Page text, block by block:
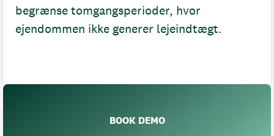
begrænse tomgangsperioder, hvor
ejendommen ikke generer lejeindtægt.
BOOK DEMO